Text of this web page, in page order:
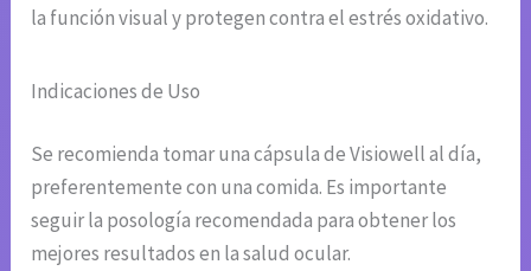
la función visual y protegen contra el estrés oxidativo.
Indicaciones de Uso
Se recomienda tomar una cápsula de Visiowell al día,
preferentemente con una comida. Es importante
seguir la posología recomendada para obtener los
mejores resultados en la salud ocular.